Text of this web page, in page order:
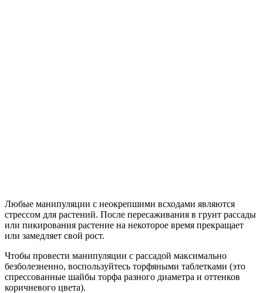
Любые манипуляции с неокрепшими всходами являются
стрессом для растений. После пересаживания в грунт рассады
или пикирования растение на некоторое время прекращает
или замедляет свой рост.
Чтобы провести манипуляции с рассадой максимально
безболезненно, воспользуйтесь торфяными таблетками (это
спрессованные шайбы торфа разного диаметра и оттенков
коричневого цвета).